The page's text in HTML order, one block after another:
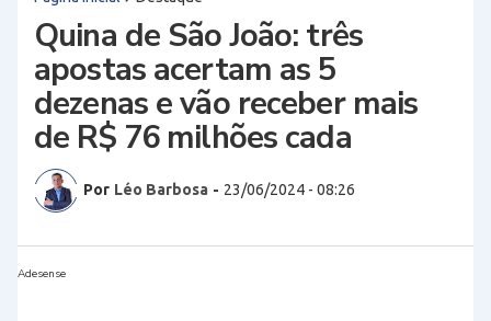
Quina de São João: três
apostas acertam as 5
dezenas e vão receber mais
de R$ 76 milhões cada
Por Léo Barbosa - 23/06/2024 - 08:26
Adesense